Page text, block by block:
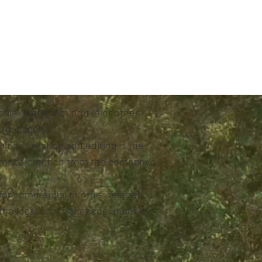
Instagram profile or other
creation and editing is the
creation from the company's
commercial or other related
legal consequences under the